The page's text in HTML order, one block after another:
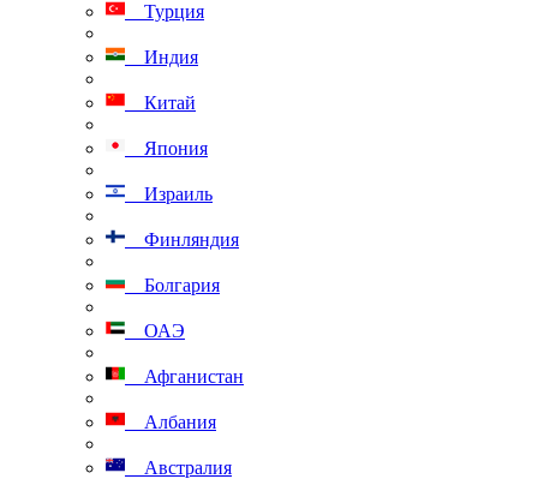
Турция
Индия
Китай
Япония
Израиль
Финляндия
Болгария
ОАЭ
Афганистан
Албания
Австралия